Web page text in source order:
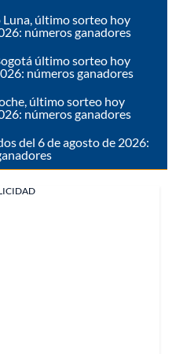
último sorteo hoy
números ganadores
último sorteo hoy
números ganadores
último sorteo hoy
números ganadores
del 6 de agosto de 2026: